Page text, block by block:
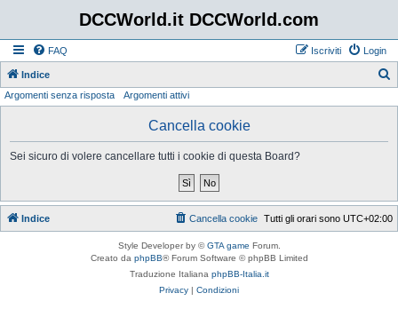
DCCWorld.it DCCWorld.com
FAQ Login
Iscriviti
Indice
Argomenti senza risposta Argomenti attivi
Cancella cookie
Sei sicuro di volere cancellare tutti i cookie di questa Board?
Indice Tutti gli orari sono UTC+02:00
Cancella cookie
Style Developer by ©GTA game Forum.
Creato da phpBB® Forum Software © phpBB Limited
Traduzione Italiana phpBB-Italia.it
Privacy | Condizioni